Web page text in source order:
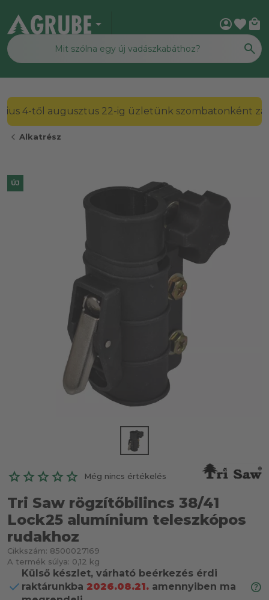
arrow_drop_down account_circlefavorite local_mall
4-től augusztus 22-ig üzletünk szombatonként
chevron_left Alkatrész
ÚJ
Még nincs értékelés
Tri Saw rögzítőbilincs 38/41
Lock25 alumínium teleszkópos
rudakhoz
Cikkszám: 8500027169
A termék súlya: 0,12 kg
Külső készlet, várható beérkezés érdi
raktárunkba 2026.08.21. amennyiben ma